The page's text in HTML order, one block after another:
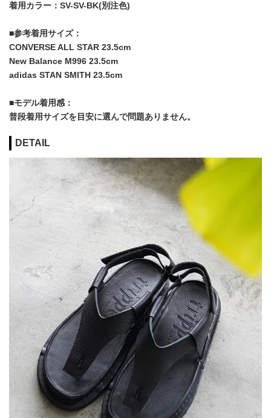
着用カラー：SV-SV-BK(別注色)
■参考着用サイズ：
CONVERSE ALL STAR 23.5cm
New Balance M996 23.5cm
adidas STAN SMITH 23.5cm
■モデル着用感：
普段着用サイズを目安に選んで問題ありません。
DETAIL